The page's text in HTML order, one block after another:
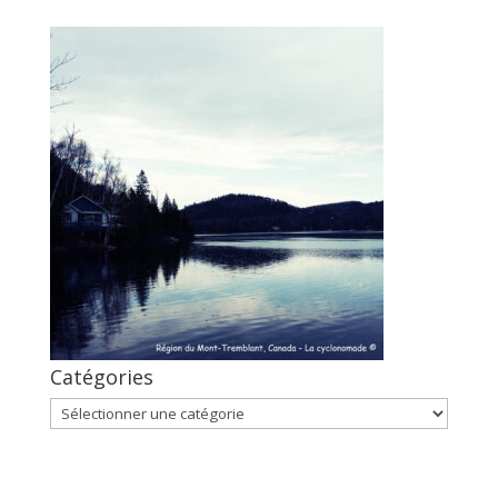
Catégories
Catégories